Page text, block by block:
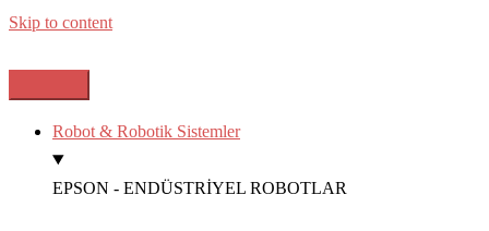
Skip to content
Robot & Robotik Sistemler
EPSON - ENDÜSTRİYEL ROBOTLAR